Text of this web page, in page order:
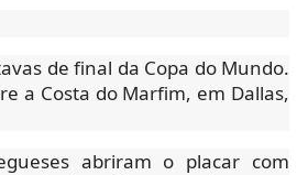
de final da Copa do Mundo.
a Costa do Marfim, em Dallas,
abriram o placar com